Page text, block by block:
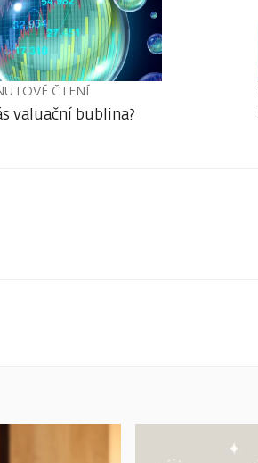
ČTENÍ
valuační bublina?